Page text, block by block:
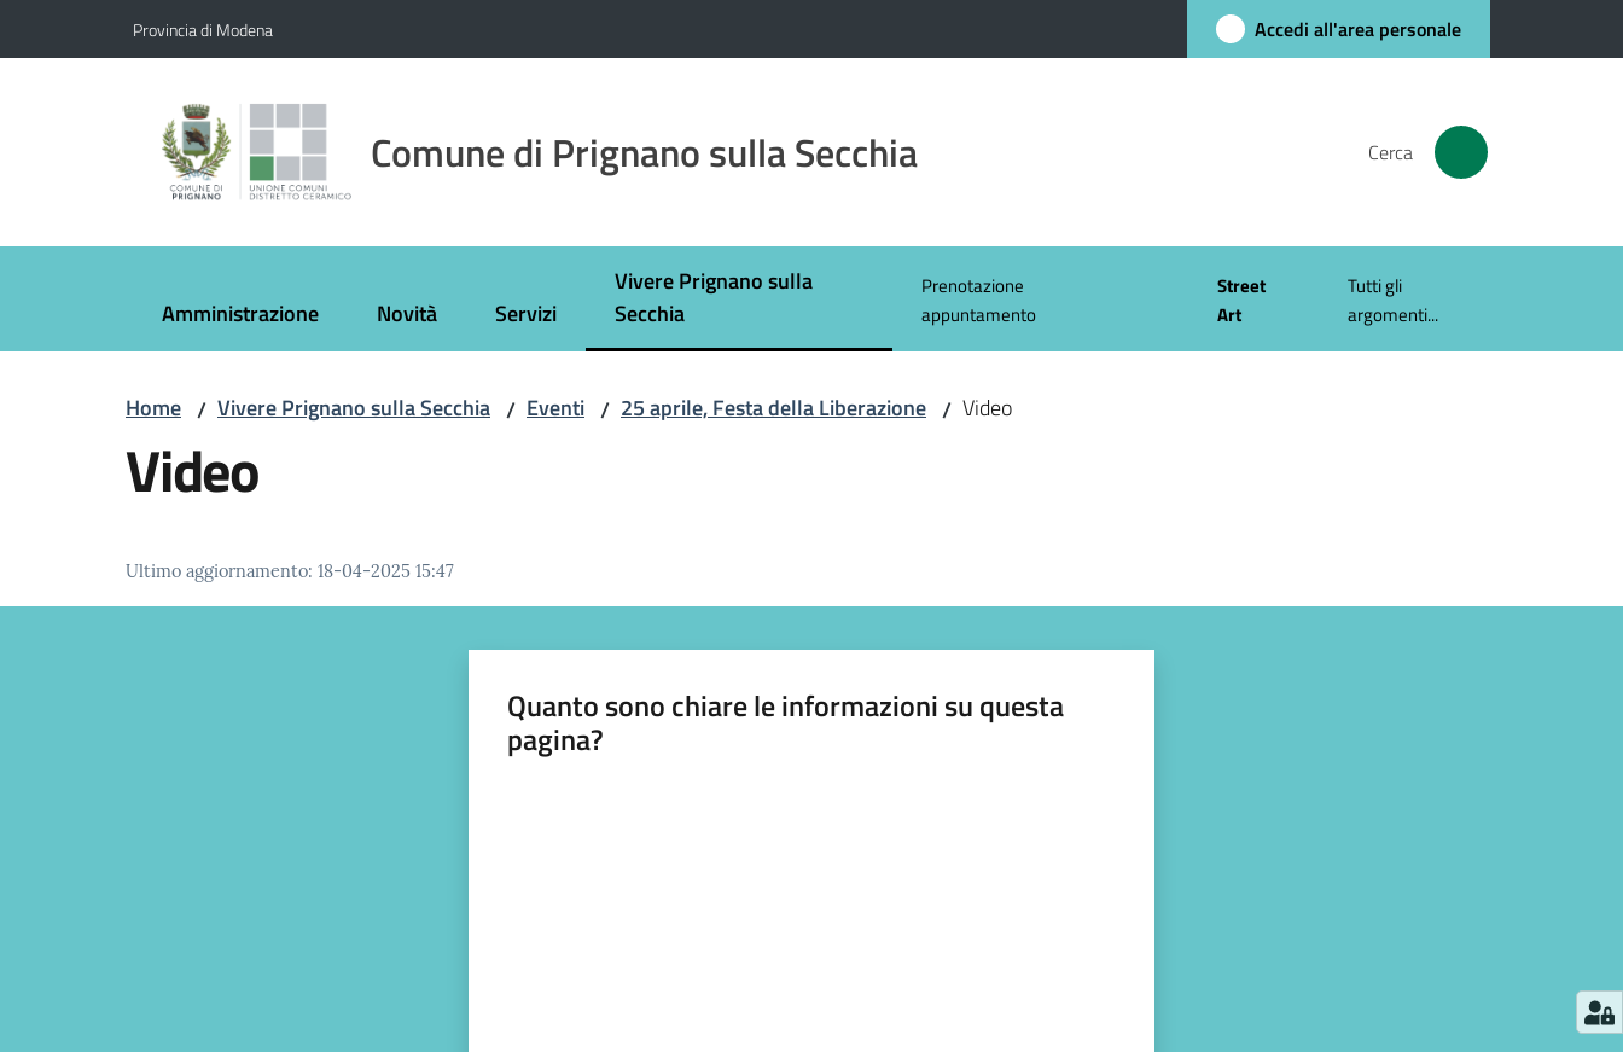
Provincia di Modena Accedi all'area personale
Comune di Prignano sulla Secchia Cerca
Amministrazione Novità Servizi
Vivere Prignano sulla
Secchia
Menu selezionato
Prenotazione
appuntamento
Street
Art
Tutti gli
argomenti...
Home / Vivere Prignano sulla Secchia / Eventi / 25 aprile, Festa della Liberazione / Video
Video
Ultimo aggiornamento: 18-04-2025 15:47
Quanto sono chiare le informazioni su questa
pagina?